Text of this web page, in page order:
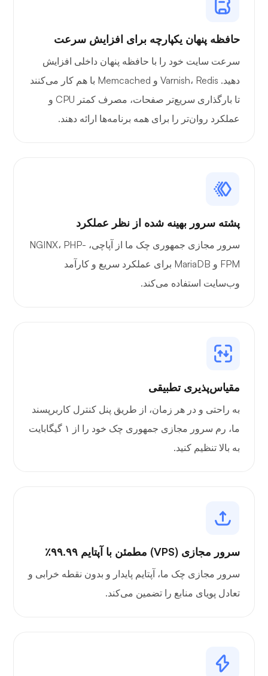
پورتینر
حافظه پنهان یکپارچه برای افزایش سرعت
سرعت سایت خود را با حافظه پنهان داخلی افزایش
دهید. Varnish، Redis و Memcached با هم کار می‌کنند
تا بارگذاری سریع‌تر صفحات، مصرف کمتر CPU و
عملکرد روان‌تر را برای همه برنامه‌ها ارائه دهند.
پشته سرور بهینه شده از نظر عملکرد
سرور مجازی جمهوری چک ما از آپاچی، NGINX، PHP-
FPM و MariaDB برای عملکرد سریع و کارآمد
وب‌سایت استفاده می‌کند.
مقیاس‌پذیری تطبیقی
به راحتی و در هر زمان، از طریق پنل کنترل کاربرپسند
ما، رم سرور مجازی جمهوری چک خود را از ۱ گیگابایت
به بالا تنظیم کنید.
سرور مجازی (VPS) مطمئن با آپتایم ۹۹.۹۹٪
سرور مجازی چک ما، آپتایم پایدار و بدون نقطه خرابی و
تعادل پویای منابع را تضمین می‌کند.